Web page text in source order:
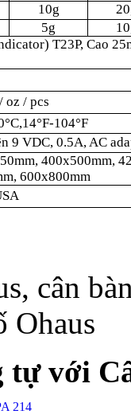
10g
5g
T23P, Cao
oz / pcs
104°F
9 VDC, 0.5A, AC
400x500mm,
600x800mm
cân
Ohaus
tự với